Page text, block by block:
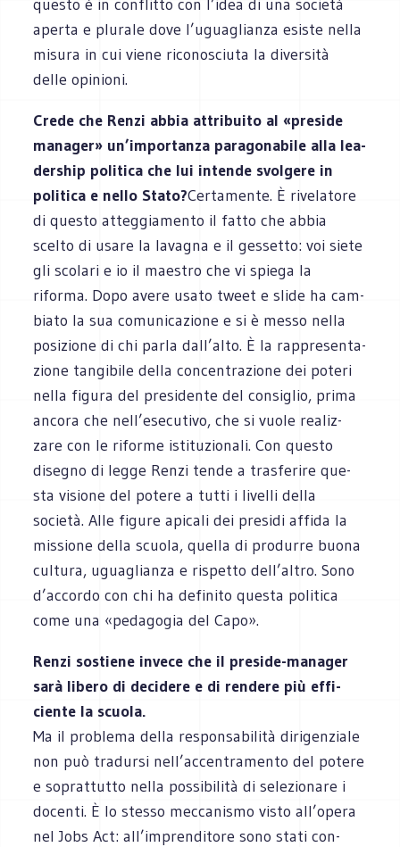
que­sto è in con­flitto con l’idea di una società
aperta e plu­rale dove l’uguaglianza esi­ste nella
misura in cui viene rico­no­sciuta la diver­sità
delle opinioni.
Crede che Renzi abbia attri­buito al «pre­side
mana­ger» un’importanza para­go­na­bile alla lea­
der­ship poli­tica che lui intende svol­gere in
poli­tica e nello Stato?Cer­ta­mente. È rive­la­tore
di que­sto atteg­gia­mento il fatto che abbia
scelto di usare la lava­gna e il ges­setto: voi siete
gli sco­lari e io il mae­stro che vi spiega la
riforma. Dopo avere usato tweet e slide ha cam­
biato la sua comu­ni­ca­zione e si è messo nella
posi­zione di chi parla dall’alto. È la rap­pre­sen­ta­
zione tan­gi­bile della con­cen­tra­zione dei poteri
nella figura del pre­si­dente del con­si­glio, prima
ancora che nell’esecutivo, che si vuole rea­liz­
zare con le riforme isti­tu­zio­nali. Con que­sto
dise­gno di legge Renzi tende a tra­sfe­rire que­
sta visione del potere a tutti i livelli della
società. Alle figure api­cali dei pre­sidi affida la
mis­sione della scuola, quella di pro­durre buona
cul­tura, ugua­glianza e rispetto dell’altro. Sono
d’accordo con chi ha defi­nito que­sta poli­tica
come una «peda­go­gia del Capo».
Renzi sostiene invece che il preside-manager
sarà libero di deci­dere e di ren­dere più effi­
ciente la scuola.
Ma il pro­blema della respon­sa­bi­lità diri­gen­ziale
non può tra­dursi nell’accentramento del potere
e soprat­tutto nella pos­si­bi­lità di sele­zio­nare i
docenti. È lo stesso mec­ca­ni­smo visto all’opera
nel Jobs Act: all’imprenditore sono stati con­